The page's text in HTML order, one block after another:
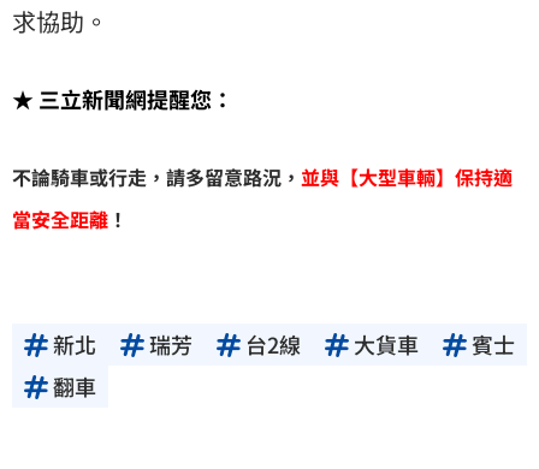
求協助。
★ 三立新聞網提醒您：
不論騎車或行走，請多留意路況， 並與【大型車輛】保持適
當安全距離 ！
新北 瑞芳 台2線 大貨車
賓士
翻車